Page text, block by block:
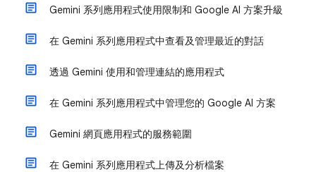
Gemini 系列應用程式使用限制和 Google AI 方案升級
在 Gemini 系列應用程式中查看及管理最近的對話
透過 Gemini 使用和管理連結的應用程式
在 Gemini 系列應用程式中管理您的 Google AI 方案
Gemini 網頁應用程式的服務範圍
在 Gemini 系列應用程式上傳及分析檔案